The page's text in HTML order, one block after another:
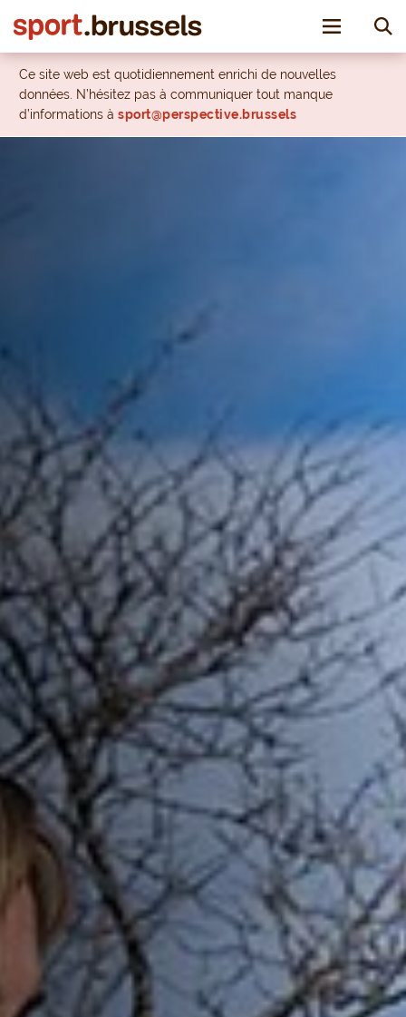
Toggle
Ce site web est quotidiennement enrichi de nouvelles
données. N’hésitez pas à communiquer tout manque
d’informations à sport@perspective.brussels